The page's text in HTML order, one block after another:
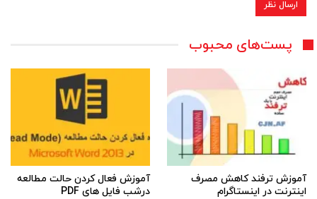
پست‌های محبوب
آموزش ترفند کاهش مصرف
اینترنت در اینستاگرام
آموزش فعال کردن حالت مطالعه
درشب فایل های PDF